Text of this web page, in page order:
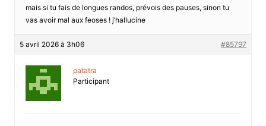
mais si tu fais de longues randos, prévois des pauses, sinon tu
vas avoir mal aux feoses ! j’hallucine
5 avril 2026 à 3h06 #85797
patatra
Participant